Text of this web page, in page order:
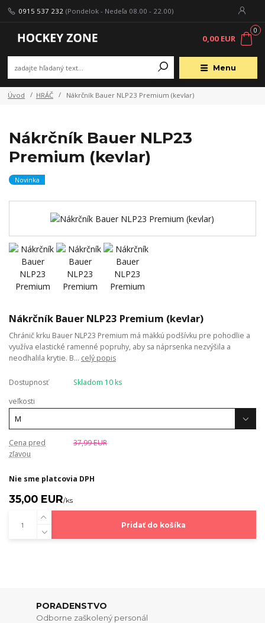
Menu
0915 537 232 (Pondelok - Nedeľa 08.00 - 22.00)
0
0,00 EUR
Úvod HRÁČ Nákrčník Bauer NLP23 Premium (kevlar)
Nákrčník Bauer NLP23
Premium (kevlar)
Novinka
Nákrčník Bauer NLP23 Premium (kevlar)
Chránič krku Bauer NLP23 Premium má mäkkú podšívku pre pohodlie a
využíva elastické ramenné popruhy, aby sa náprsenka nezvýšila a
neodhalila krytie. B... celý popis
Dostupnosť
Skladom 10 ks
veľkosti
Cena pred
zľavou
37,99 EUR
Nie sme platcovia DPH
35,00 EUR/ks
Pridať do košíka
PORADENSTVO
Odborne zaškolený personál